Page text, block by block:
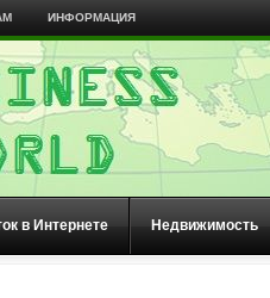
ИНФОРМАЦИЯ
в Интернете Недвижимость